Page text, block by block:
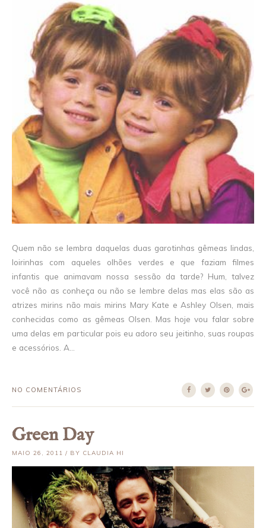
Quem não se lembra daquelas duas garotinhas gêmeas lindas,
loirinhas com aqueles olhões verdes e que faziam filmes
infantis que animavam nossa sessão da tarde? Hum, talvez
você não as conheça ou não se lembre delas mas elas são as
atrizes mirins não mais mirins Mary Kate e Ashley Olsen, mais
conhecidas como as gêmeas Olsen. Mas hoje vou falar sobre
uma delas em particular pois eu adoro seu jeitinho, suas roupas
e acessórios. A...
NO COMENTÁRIOS
Green Day
MAIO 26, 2011 / BY CLAUDIA HI